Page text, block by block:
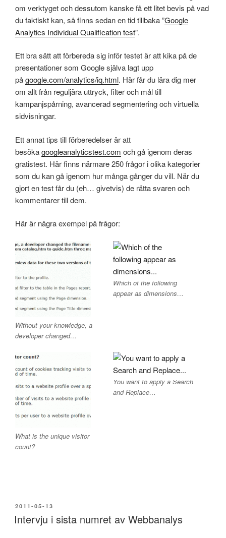
om verktyget och dessutom kanske få ett litet bevis på vad
du faktiskt kan, så finns sedan en tid tillbaka ”Google
Analytics Individual Qualification test”.
Ett bra sätt att förbereda sig inför testet är att kika på de
presentationer som Google själva lagt upp
pågoogle.com/analytics/iq.html. Här får du lära dig mer
om allt från reguljära uttryck, filter och mål till
kampanjspårning, avancerad segmentering och virtuella
sidvisningar.
Ett annat tips till förberedelser är att
besökagoogleanalyticstest.com och gå igenom deras
gratistest. Här finns närmare 250 frågor i olika kategorier
som du kan gå igenom hur många gånger du vill. När du
gjort en test får du (eh… givetvis) de rätta svaren och
kommentarer till dem.
Här är några exempel på frågor:
Without your knowledge, a
developer changed…
Which of the following
appear as dimensions…
What is the unique visitor
count?
You want to apply a Search
and Replace…
PUBLICERAT
2011-05-13
Intervju i sista numret av Webbanalys